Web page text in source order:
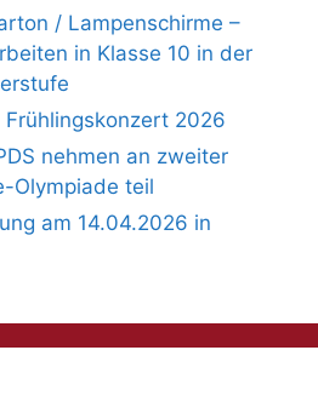
/ Lampenschirme –
in Klasse 10 in der
Frühlingskonzert 2026
nehmen an zweiter
Olympiade teil
am 14.04.2026 in